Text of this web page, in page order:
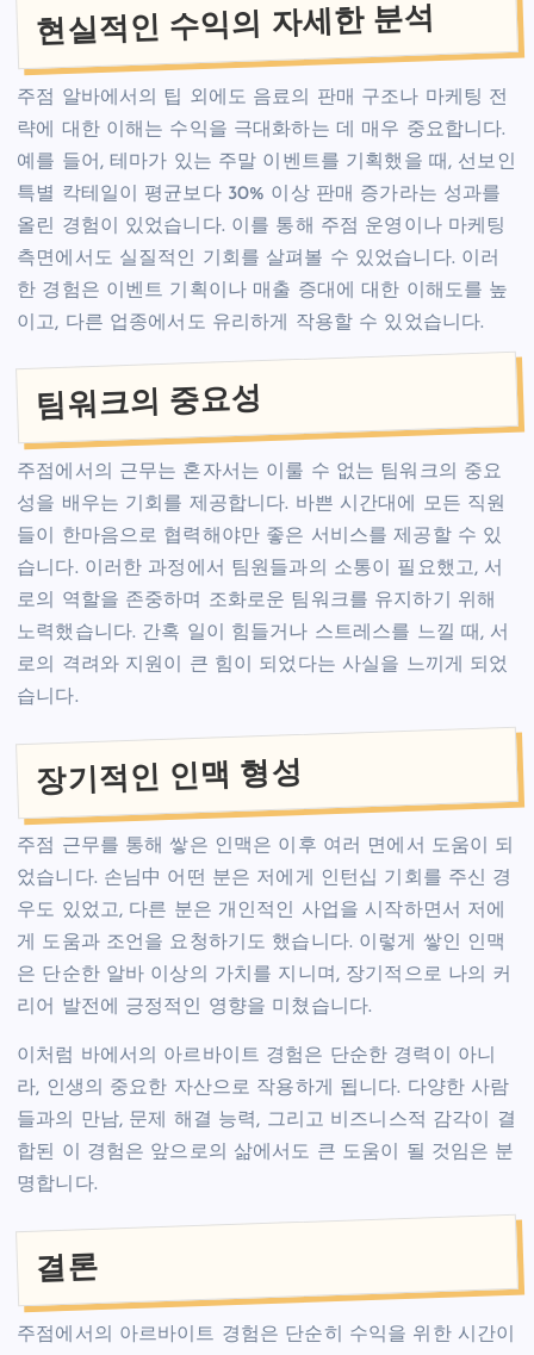
현실적인 수익의 자세한 분석
주점 알바에서의 팁 외에도 음료의 판매 구조나 마케팅 전
략에 대한 이해는 수익을 극대화하는 데 매우 중요합니다.
예를 들어, 테마가 있는 주말 이벤트를 기획했을 때, 선보인
특별 칵테일이 평균보다 30% 이상 판매 증가라는 성과를
올린 경험이 있었습니다. 이를 통해 주점 운영이나 마케팅
측면에서도 실질적인 기회를 살펴볼 수 있었습니다. 이러
한 경험은 이벤트 기획이나 매출 증대에 대한 이해도를 높
이고, 다른 업종에서도 유리하게 작용할 수 있었습니다.
팀워크의 중요성
주점에서의 근무는 혼자서는 이룰 수 없는 팀워크의 중요
성을 배우는 기회를 제공합니다. 바쁜 시간대에 모든 직원
들이 한마음으로 협력해야만 좋은 서비스를 제공할 수 있
습니다. 이러한 과정에서 팀원들과의 소통이 필요했고, 서
로의 역할을 존중하며 조화로운 팀워크를 유지하기 위해
노력했습니다. 간혹 일이 힘들거나 스트레스를 느낄 때, 서
로의 격려와 지원이 큰 힘이 되었다는 사실을 느끼게 되었
습니다.
장기적인 인맥 형성
주점 근무를 통해 쌓은 인맥은 이후 여러 면에서 도움이 되
었습니다. 손님中 어떤 분은 저에게 인턴십 기회를 주신 경
우도 있었고, 다른 분은 개인적인 사업을 시작하면서 저에
게 도움과 조언을 요청하기도 했습니다. 이렇게 쌓인 인맥
은 단순한 알바 이상의 가치를 지니며, 장기적으로 나의 커
리어 발전에 긍정적인 영향을 미쳤습니다.
이처럼 바에서의 아르바이트 경험은 단순한 경력이 아니
라, 인생의 중요한 자산으로 작용하게 됩니다. 다양한 사람
들과의 만남, 문제 해결 능력, 그리고 비즈니스적 감각이 결
합된 이 경험은 앞으로의 삶에서도 큰 도움이 될 것임은 분
명합니다.
결론
주점에서의 아르바이트 경험은 단순히 수익을 위한 시간이